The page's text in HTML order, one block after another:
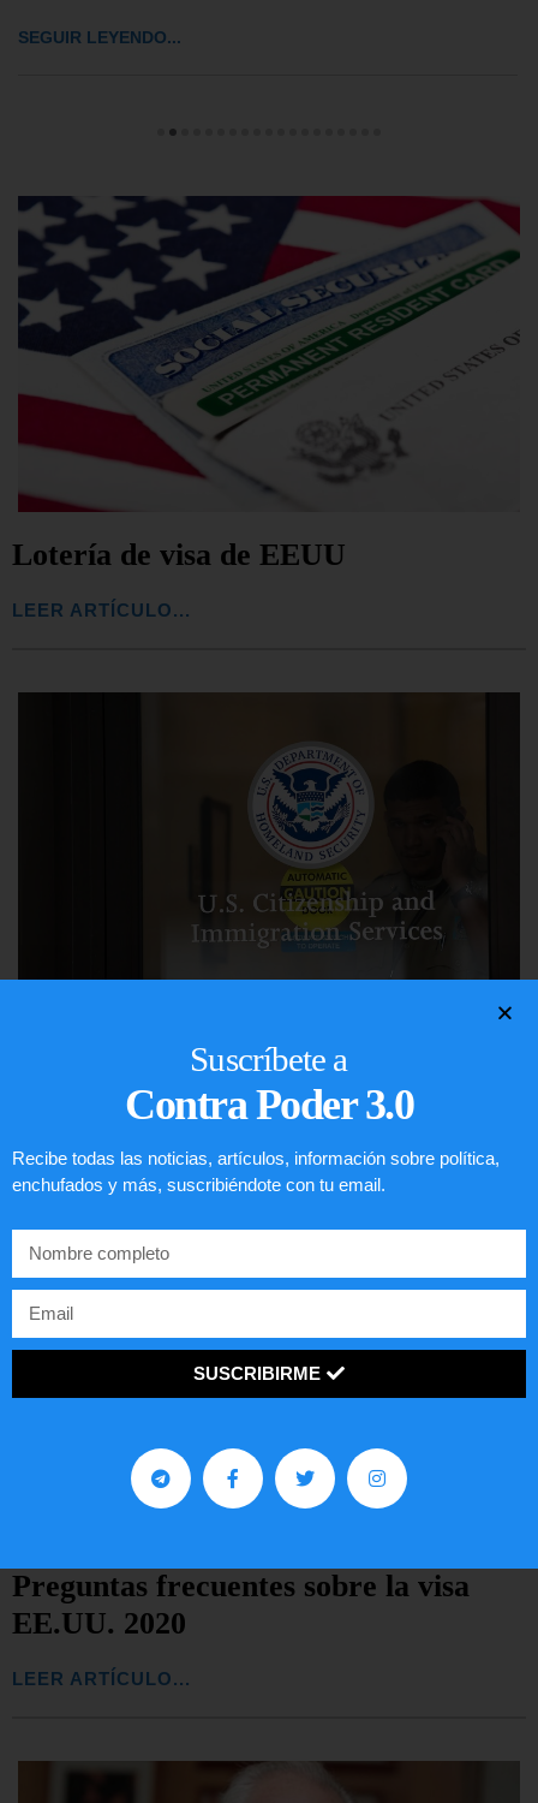
SEGUIR LEYENDO...
Lotería de visa de EEUU
LEER ARTÍCULO...
Comunistas no son bienvenidos en
Preguntas frecuentes sobre la visa
EE.UU. 2020
LEER ARTÍCULO...
Suscríbete a
Contra Poder 3.0
Recibe todas las noticias, artículos, información sobre política,
enchufados y más, suscribiéndote con tu email.
SUSCRIBIRME